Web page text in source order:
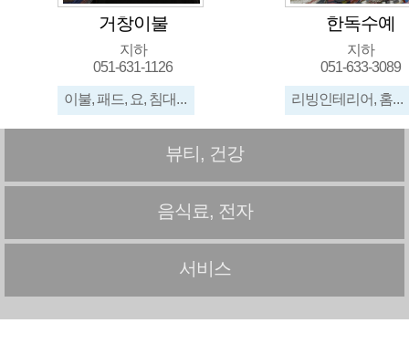
거창이불
지하
051-631-1126
이불, 패드, 요, 침대세트, 혼수용품
한독수예
지하
051-633-3089
리빙인테리어, 홈데코
뷰티, 건강
음식료, 전자
서비스